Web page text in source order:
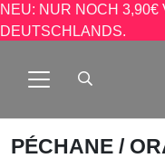
NEU: NUR NOCH
DEUTSCHLANDS.
PÉCHANE /